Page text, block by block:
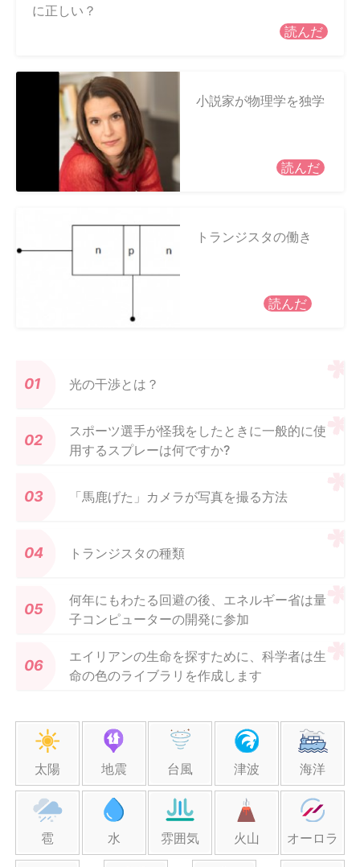
に正しい？
読んだ
小説家が物理学を独学
読んだ
トランジスタの働き
読んだ
光の干渉とは？
スポーツ選手が怪我をしたときに一般的に使
用するスプレーは何ですか?
「馬鹿げた」カメラが写真を撮る方法
トランジスタの種類
何年にもわたる回避の後、エネルギー省は量
子コンピューターの開発に参加
エイリアンの生命を探すために、科学者は生
命の色のライブラリを作成します
太陽 地震 台風 津波 海洋
雹 水 雰囲気 火山 オーロラ